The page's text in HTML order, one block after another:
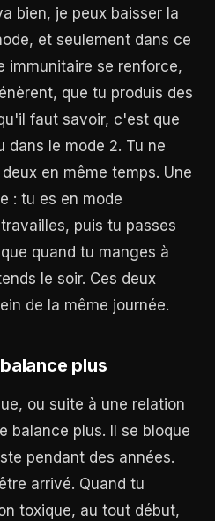
bien, je peux baisser la
et seulement dans ce
immunitaire se renforce,
que tu produis des
faut savoir, c'est que
dans le mode 2. Tu ne
en même temps. Une
: tu es en mode
puis tu passes
quand tu manges à
le soir. Ces deux
de la même journée.
plus
ou suite à une relation
balance plus. Il se bloque
pendant des années.
arrivé. Quand tu
toxique, au tout début,